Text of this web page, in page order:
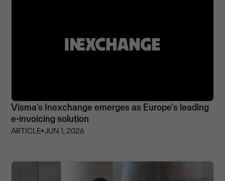
Visma’s Inexchange emerges as Europe's leading
e-invoicing solution
ARTICLE⏵JUN 1, 2026